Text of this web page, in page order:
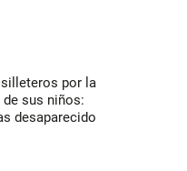
por la
sus niños:
desaparecido